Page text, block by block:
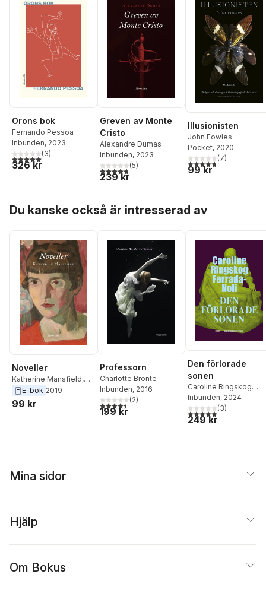
Orons bok
Fernando Pessoa
Inbunden, 2023
5,0utav 5 stjärnor. Totalt antal röster:
(3)
326 kr
Greven av Monte
Cristo
Alexandre Dumas
Inbunden, 2023
4,8utav 5 stjärnor. Totalt antal röster:
(5)
239 kr
Illusionisten
John Fowles
Pocket, 2020
4,7utav 5 stjärnor.
(7)
99 kr
Du kanske också är intresserad av
Noveller
Katherine Mansfield,
Wera von Essen
E-bok 2019
99 kr
Professorn
Charlotte Brontë
Inbunden, 2016
4,5utav 5 stjärnor. Totalt antal röster:
(2)
199 kr
Den förlorade
sonen
Caroline Ringskog
Ferrada-Noli
Inbunden, 2024
5,0utav 5 stjärnor.
(3)
249 kr
Mina sidor
Hjälp
Om Bokus